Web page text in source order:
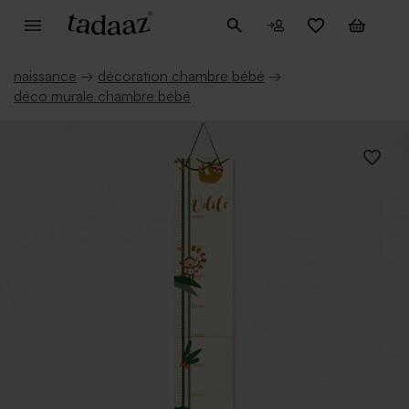
naissance → décoration chambre bébé →
déco murale chambre bébé